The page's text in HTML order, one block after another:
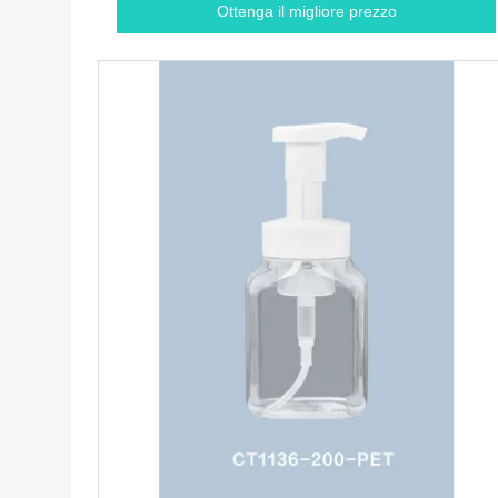
Ottenga il migliore prezzo